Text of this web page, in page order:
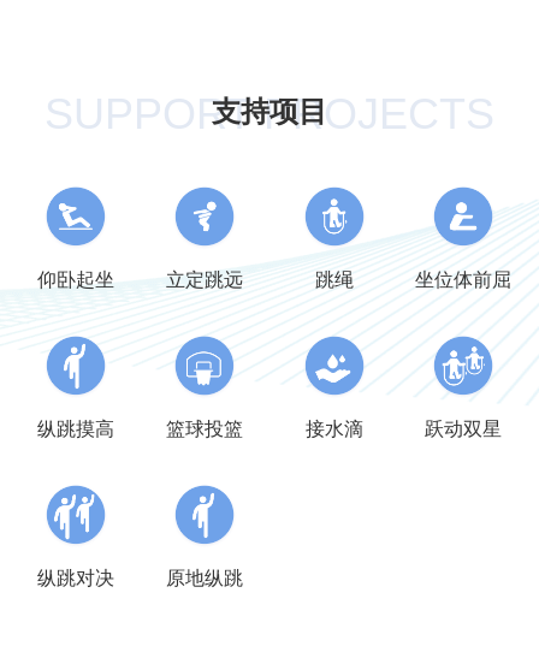
支持项目
SUPPORT PROJECTS
仰卧起坐 立定跳远 跳绳 坐位体前屈
纵跳摸高 篮球投篮 接水滴 跃动双星
纵跳对决 原地纵跳